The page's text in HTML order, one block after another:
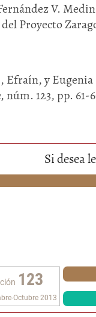
V.
Proyecto
Efraín, y Eugenia
, núm. 123, pp. 61-
Si desea
123
Octubre 2013